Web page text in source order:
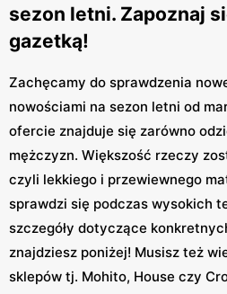
sezon letni. Zapoznaj
gazetką!
Zachęcamy do sprawdzenia
nowościami na sezon letni od
ofercie znajduje się zarówno
mężczyzn. Większość rzeczy
czyli lekkiego i przewiewnego
sprawdzi się podczas wysokich
szczegóły dotyczące
znajdziesz poniżej! Musisz też
sklepów tj. Mohito, House czy